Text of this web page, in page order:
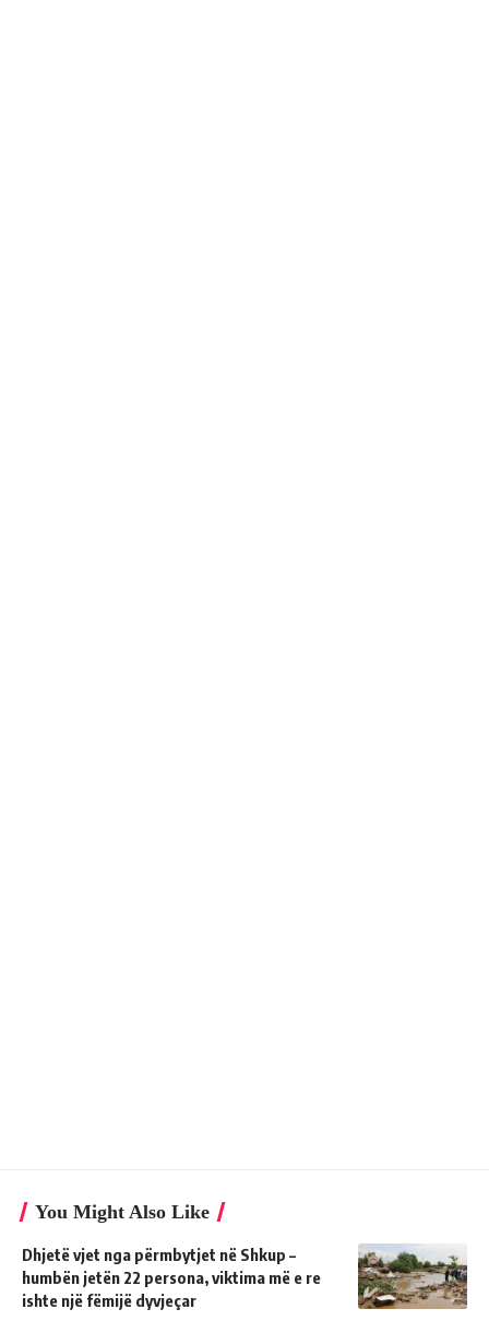
You Might Also Like
Dhjetë vjet nga përmbytjet në Shkup –
humbën jetën 22 persona, viktima më e re
ishte një fëmijë dyvjeçar